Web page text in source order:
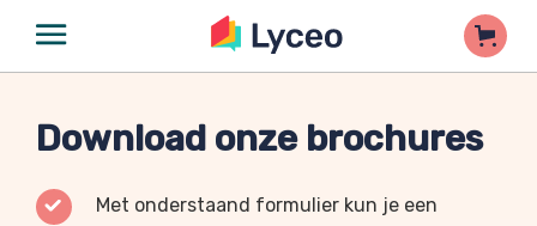
Download onze brochures
Met onderstaand formulier kun je een